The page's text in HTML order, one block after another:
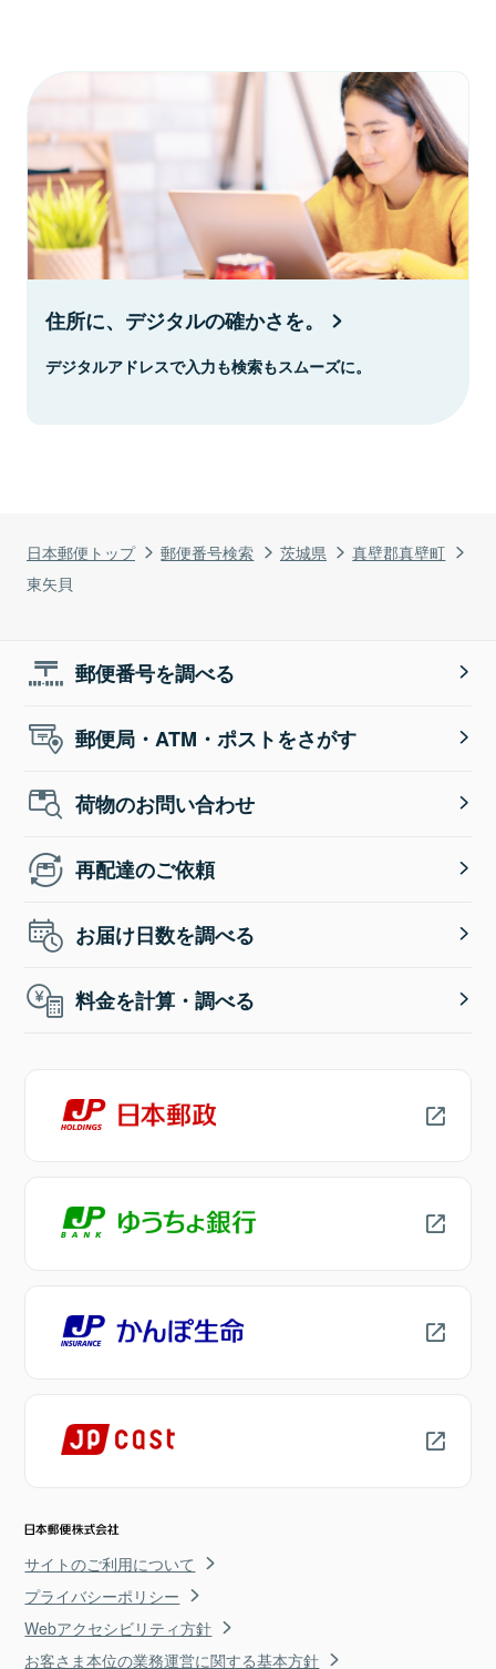
日本郵便トップ 郵便番号検索 茨城県
真壁郡真壁町
東矢貝
住所に、デジタルの確かさを。
デジタルアドレスで入力も検索もスムーズに。
郵便番号を調べる
郵便局・ATM・ポストをさがす
荷物のお問い合わせ
再配達のご依頼
お届け日数を調べる
料金を計算・調べる
サイトのご利用について
プライバシーポリシー
Webアクセシビリティ方針
お客さま本位の業務運営に関する基本方針